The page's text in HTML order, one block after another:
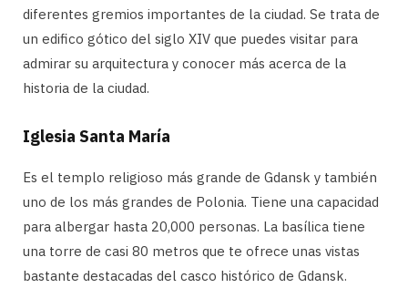
diferentes gremios importantes de la ciudad. Se trata de
un edifico gótico del siglo XIV que puedes visitar para
admirar su arquitectura y conocer más acerca de la
historia de la ciudad.
Iglesia Santa María
Es el templo religioso más grande de Gdansk y también
uno de los más grandes de Polonia. Tiene una capacidad
para albergar hasta 20,000 personas. La basílica tiene
una torre de casi 80 metros que te ofrece unas vistas
bastante destacadas del casco histórico de Gdansk.